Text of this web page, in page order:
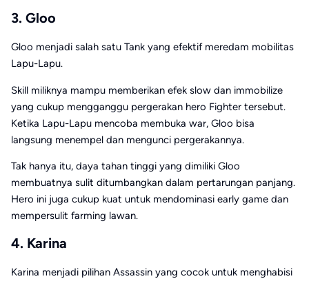
3. Gloo
Gloo menjadi salah satu Tank yang efektif meredam mobilitas
Lapu-Lapu.
Skill miliknya mampu memberikan efek slow dan immobilize
yang cukup mengganggu pergerakan hero Fighter tersebut.
Ketika Lapu-Lapu mencoba membuka war, Gloo bisa
langsung menempel dan mengunci pergerakannya.
Tak hanya itu, daya tahan tinggi yang dimiliki Gloo
membuatnya sulit ditumbangkan dalam pertarungan panjang.
Hero ini juga cukup kuat untuk mendominasi early game dan
mempersulit farming lawan.
4. Karina
Karina menjadi pilihan Assassin yang cocok untuk menghabisi